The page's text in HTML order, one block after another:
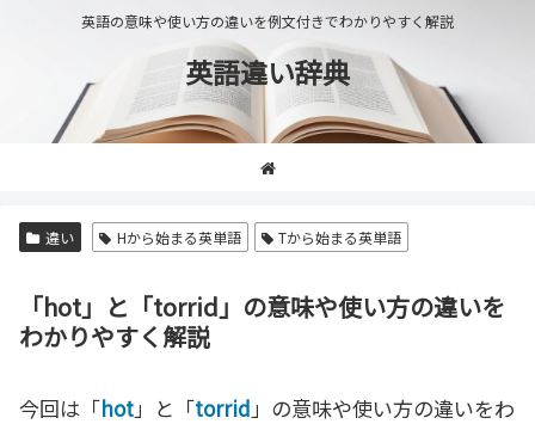
英語の意味や使い方の違いを例文付きでわかりやすく解説
英語違い辞典
違い Hから始まる英単語 Tから始まる英単語
「hot」と「torrid」の意味や使い方の違いを
わかりやすく解説
今回は「hot」と「torrid」の意味や使い方の違いをわ